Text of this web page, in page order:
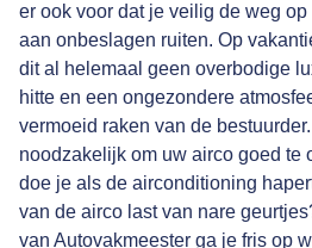
er ook voor dat je veilig de weg
aan onbeslagen ruiten. Op
dit al helemaal geen overbodige
hitte en een ongezondere
vermoeid raken van de
noodzakelijk om uw airco goed te
doe je als de airconditioning
van de airco last van nare
van Autovakmeester ga je fris op